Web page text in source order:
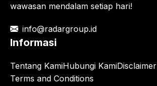
wawasan mendalam setiap hari!
info@radargroup.id
Informasi
Tentang KamiHubungi KamiDisclaimer
Terms and Conditions